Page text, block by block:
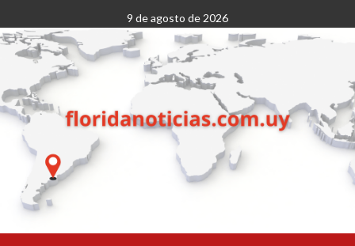
al
contenido
9 de agosto de 2026